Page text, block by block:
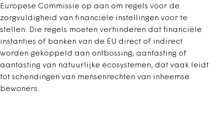
Europese Commissie op aan om regels voor de
zorgvuldigheid van financiële instellingen voor te
stellen. Die regels moeten verhinderen dat financiële
instanties of banken van de EU direct of indirect
worden gekoppeld aan ontbossing, aantasting of
aantasting van natuurlijke ecosystemen, dat vaak leidt
tot schendingen van mensenrechten van inheemse
bewoners.